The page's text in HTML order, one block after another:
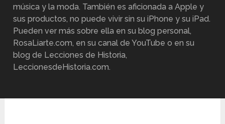
música y la moda. También es aficionada a Apple y
sus productos, no puede vivir sin su iPhone y su iPad.
Pueden ver más sobre ella en su blog personal,
RosaLiarte.com, en su canal de YouTube o en su
blog de Lecciones de Historia,
LeccionesdeHistoria.com.